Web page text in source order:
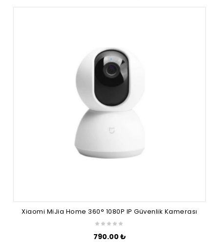
Xiaomi MiJia Home 360° 1080P IP Güvenlik Kamerası
790.00 ₺